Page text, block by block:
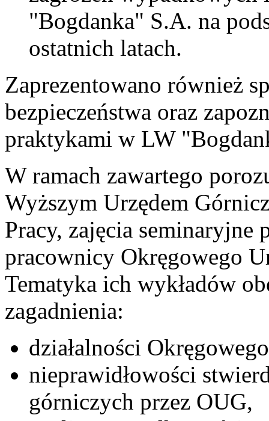
"Bogdanka" S.A. na
ostatnich latach.
Zaprezentowano również
bezpieczeństwa oraz
praktykami w LW
W ramach zawartego
Wyższym Urzędem
Pracy, zajęcia
pracownicy Okręgowego
Tematyka ich wykładów
zagadnienia:
działalności
nieprawidłowości
górniczych przez OUG,